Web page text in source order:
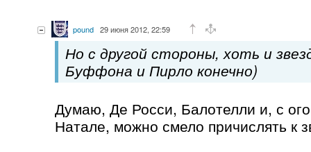
pound 29 июня 2012, 22:59
Но с другой стороны, хоть и
Буффона и Пирло конечно)
Думаю, Де Росси, Балотелли и, с
Натале, можно смело причислять к